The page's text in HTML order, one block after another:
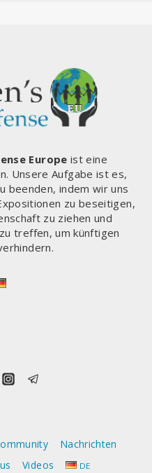
Europe ist eine
Unsere Aufgabe ist es,
beenden, indem wir uns
zu beseitigen,
zu ziehen und
treffen, um künftigen
Nachrichten
Videos DE